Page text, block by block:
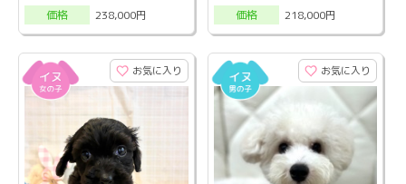
価格 238,000円 価格 218,000円
お気に入り お気に入り